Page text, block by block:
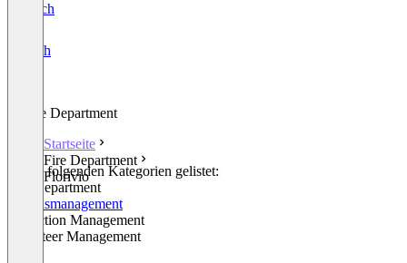
Deutsch
English
Fire Department
Startseite
Fire Department
Florivio
In den folgenden Kategorien gelistet:
Fire Department
Vereinsmanagement
Inspection Management
Volunteer Management